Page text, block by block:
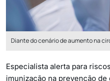
Diante do cenário de aumento na
Especialista alerta para
imunização na prevenção de